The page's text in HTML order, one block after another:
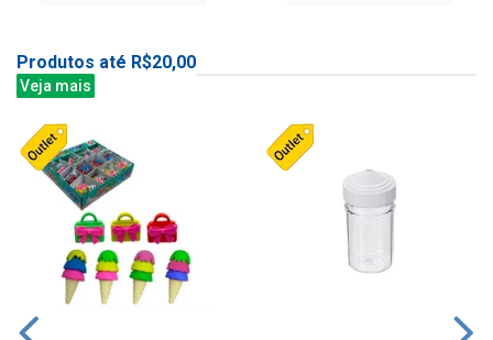
Produtos até R$20,00
Veja mais